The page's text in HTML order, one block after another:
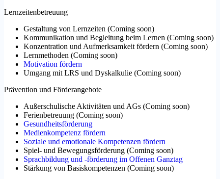
Lernzeitenbetreuung
Gestaltung von Lernzeiten (Coming soon)
Kommunikation und Begleitung beim Lernen (Coming soon)
Konzentration und Aufmerksamkeit fördern (Coming soon)
Lernmethoden (Coming soon)
Motivation fördern
Umgang mit LRS und Dyskalkulie (Coming soon)
Prävention und Förderangebote
Außerschulische Aktivitäten und AGs (Coming soon)
Ferienbetreuung (Coming soon)
Gesundheitsförderung
Medienkompetenz fördern
Soziale und emotionale Kompetenzen fördern
Spiel- und Bewegungsförderung (Coming soon)
Sprachbildung und -förderung im Offenen Ganztag
Stärkung von Basiskompetenzen (Coming soon)